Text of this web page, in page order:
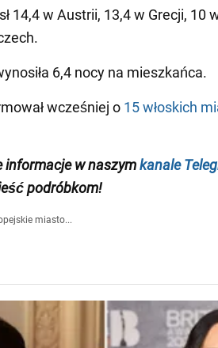
14,4 w Austrii, 13,4 w Grecji, 10
6,4 nocy na mieszkańca.
wcześniej o 15 włoskich
informacje w naszymkanale
podróbkom!
miasto...